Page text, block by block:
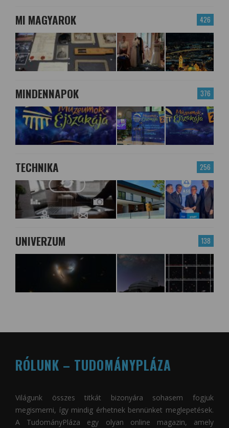
426
MI MAGYAROK
376
MINDENNAPOK
256
TECHNIKA
138
UNIVERZUM
RÓLUNK – TUDOMÁNYPLÁZA
Világunk összes titkát bizonyára sohasem fogjuk
megismerni, így mindig érhetnek bennünket meglepetések.
A TudományPláza egy olyan online magazin, amely